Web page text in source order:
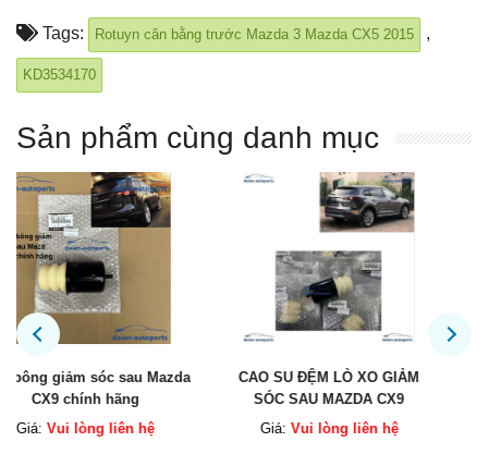
Tags: Rotuyn cân bằng trước Mazda 3 Mazda CX5 2015 ,
KD3534170
Sản phẩm cùng danh mục
CAO SU ĐỆM LÒ XO GIẢM
SÓC SAU MAZDA CX9
Giá:Vui lòng liên hệ
Công tắc điều khiển ghế CX5
2016 chính hãng
Giá:Vui lòng liên hệ